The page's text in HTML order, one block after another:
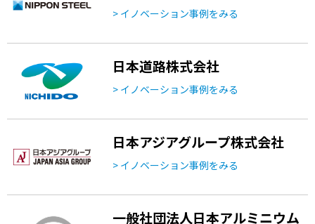
> イノベーション事例をみる
日本道路株式会社
> イノベーション事例をみる
日本アジアグループ株式会社
> イノベーション事例をみる
一般社団法人日本アルミニウム